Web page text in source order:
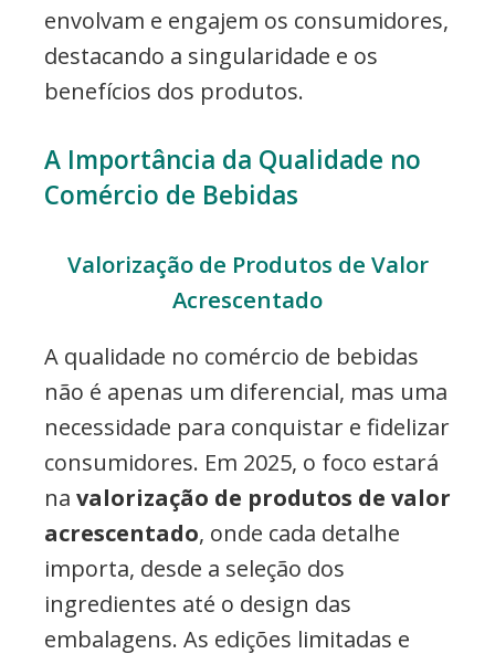
envolvam e engajem os consumidores,
destacando a singularidade e os
benefícios dos produtos.
A Importância da Qualidade no
Comércio de Bebidas
Valorização de Produtos de Valor
Acrescentado
A qualidade no comércio de bebidas
não é apenas um diferencial, mas uma
necessidade para conquistar e fidelizar
consumidores. Em 2025, o foco estará
na valorização de produtos de valor
acrescentado, onde cada detalhe
importa, desde a seleção dos
ingredientes até o design das
embalagens. As edições limitadas e